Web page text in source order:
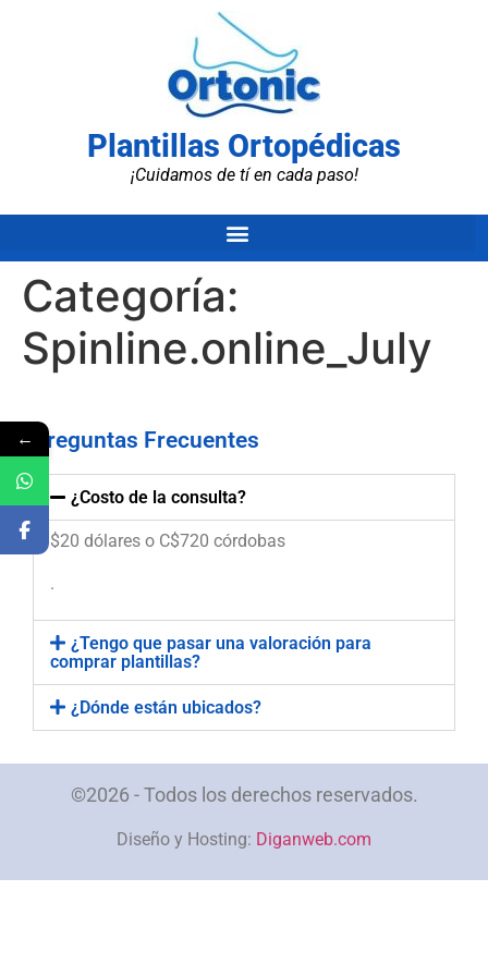
Plantillas Ortopédicas
¡Cuidamos de tí en cada paso!
Categoría:
Spinline.online_July
Preguntas Frecuentes
¿Costo de la consulta?
$20 dólares o C$720 córdobas
.
¿Tengo que pasar una valoración para
comprar plantillas?
¿Dónde están ubicados?
©2026 - Todos los derechos reservados.
Diseño y Hosting: Diganweb.com
←